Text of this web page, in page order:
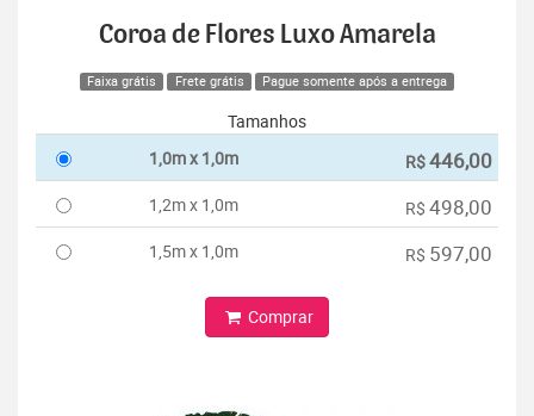
Coroa de Flores Luxo Amarela
Faixa grátis Frete grátis Pague somente após a entrega
Tamanhos
1,0m x 1,0m
R$446,00
1,2m x 1,0m R$ 498,00
1,5m x 1,0m R$ 597,00
Comprar